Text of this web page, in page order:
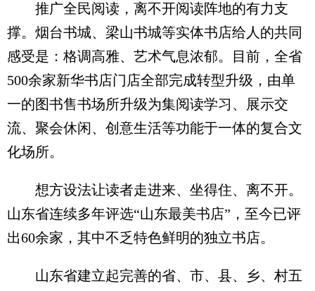
推广全民阅读，离不开阅读阵地的有力支
撑。烟台书城、梁山书城等实体书店给人的共同
感受是：格调高雅、艺术气息浓郁。目前，全省
500余家新华书店门店全部完成转型升级，由单
一的图书售书场所升级为集阅读学习、展示交
流、聚会休闲、创意生活等功能于一体的复合文
化场所。
想方设法让读者走进来、坐得住、离不开。
山东省连续多年评选“山东最美书店”，至今已评
出60余家，其中不乏特色鲜明的独立书店。
山东省建立起完善的省、市、县、乡、村五